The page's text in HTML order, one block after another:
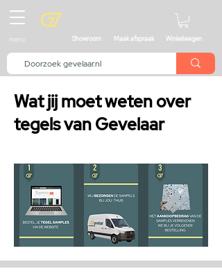
menu Showroom Maak afspraak Winkelwagen
Wat jij moet weten over
tegels van Gevelaar